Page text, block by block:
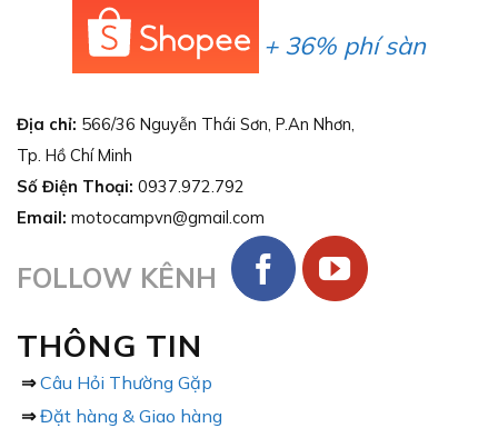
+ 36% phí sàn
Địa chỉ: 566/36 Nguyễn Thái Sơn, P.An Nhơn,
Tp. Hồ Chí Minh
Số Điện Thoại: 0937.972.792
Email: motocampvn@gmail.com
FOLLOW KÊNH
THÔNG TIN
⇒ Câu Hỏi Thường Gặp
⇒ Đặt hàng & Giao hàng